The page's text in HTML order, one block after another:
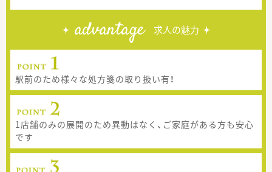
advantage 求人の魅力
駅前のため様々な処方箋の取り扱い有！
1店舗のみの展開のため異動はなく、ご家庭がある方も安心
です